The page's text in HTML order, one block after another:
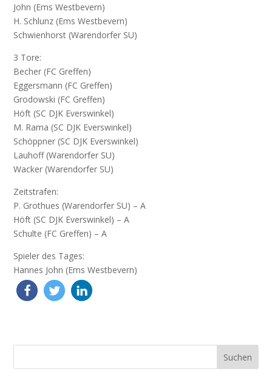
John (Ems Westbevern)
H. Schlunz (Ems Westbevern)
Schwienhorst (Warendorfer SU)
3 Tore:
Becher (FC Greffen)
Eggersmann (FC Greffen)
Grodowski (FC Greffen)
Höft (SC DJK Everswinkel)
M. Rama (SC DJK Everswinkel)
Schöppner (SC DJK Everswinkel)
Lauhoff (Warendorfer SU)
Wacker (Warendorfer SU)
Zeitstrafen:
P. Grothues (Warendorfer SU) – A
Höft (SC DJK Everswinkel) – A
Schulte (FC Greffen) – A
Spieler des Tages:
Hannes John (Ems Westbevern)
Suchen